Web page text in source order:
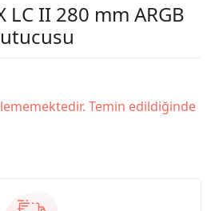
LC II 280 mm ARGB
Temin edildiğinde